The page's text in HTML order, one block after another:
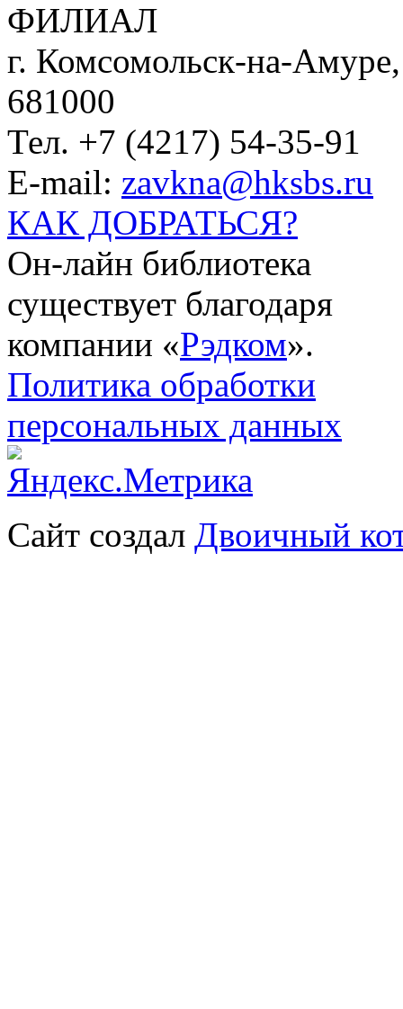
ФИЛИАЛ
г. Комсомольск-на-
681000
Тел. +7 (4217) 54-35-91
E-mail: zavkna@hksbs.ru
КАК ДОБРАТЬСЯ?
Он-лайн библиотека
существует благодаря
компании «Рэдком».
Политика обработки
персональных данных
Сайт создал Двоичный